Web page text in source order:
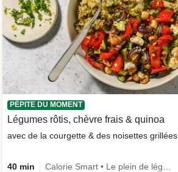
PÉPITE DU MOMENT
Légumes rôtis, chèvre frais & quinoa
avec de la courgette & des noisettes grillées
40 min